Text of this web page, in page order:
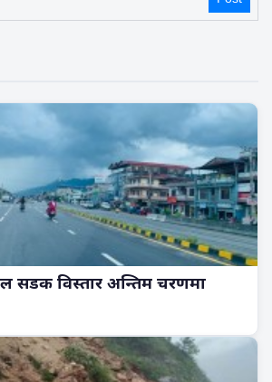
सडक विस्तार अन्तिम चरणमा